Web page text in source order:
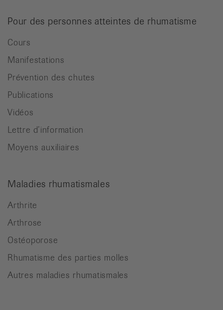
Pour des personnes atteintes de rhumatisme
Cours
Manifestations
Prévention des chutes
Publications
Vidéos
Lettre d’information
Moyens auxiliaires
Maladies rhumatismales
Arthrite
Arthrose
Ostéoporose
Rhumatisme des parties molles
Autres maladies rhumatismales